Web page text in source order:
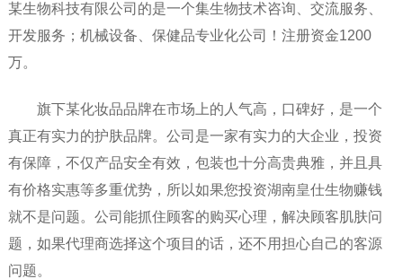
某生物科技有限公司的是一个集生物技术咨询、交流服务、
开发服务；机械设备、保健品专业化公司！注册资金1200
万。
旗下某化妆品品牌在市场上的人气高，口碑好，是一个
真正有实力的护肤品牌。公司是一家有实力的大企业，投资
有保障，不仅产品安全有效，包装也十分高贵典雅，并且具
有价格实惠等多重优势，所以如果您投资湖南皇仕生物赚钱
就不是问题。公司能抓住顾客的购买心理，解决顾客肌肤问
题，如果代理商选择这个项目的话，还不用担心自己的客源
问题。